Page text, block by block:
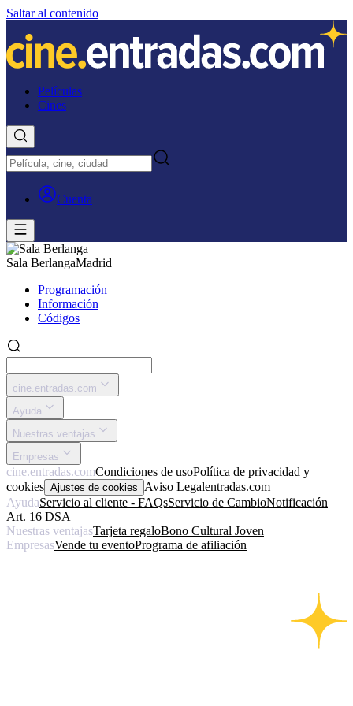
Saltar al contenido
Películas
Cines
Cuenta
Sala BerlangaMadrid
Programación
Información
Códigos
cine.entradas.com
Ayuda
Nuestras ventajas
Empresas
cine.entradas.comCondiciones de usoPolítica de privacidad y
cookies Ajustes de cookies Aviso Legalentradas.com
AyudaServicio al cliente - FAQsServicio de CambioNotificación
Art. 16 DSA
Nuestras ventajasTarjeta regaloBono Cultural Joven
EmpresasVende tu eventoPrograma de afiliación